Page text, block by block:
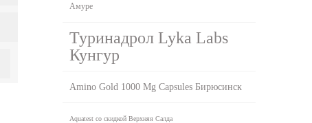
Амуре
Туринадрол Lyka Labs
Кунгур
Amino Gold 1000 Mg Capsules Бирюсинск
Aquatest со скидкой Верхняя Салда